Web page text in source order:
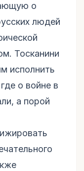
о
людей
Тосканини
исполнить
о войне в
а порой